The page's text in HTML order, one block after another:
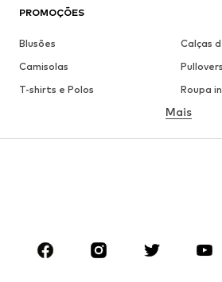
PROMOÇÕES
Blusões
Calças
Camisolas
T-shirts e Polos
Roupa
Camisas
ROUPA
Mais